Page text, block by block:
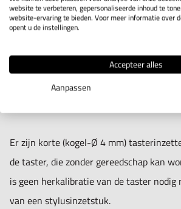
IN WINKELWAGEN
Productomschrijving
Stylus-inzetstuk 4 mm voor 3D-Taster,
Er zijn korte (kogel-Ø 4 mm)
de taster, die zonder gereedschap kan
is geen herkalibratie van de taster nodig
van een stylusinzetstuk.
website te verbeteren, gepersonaliseerde inhoud te
website-ervaring te bieden. Voor meer informatie over
opent u de instellingen.
Accepteer alles
Aanpassen